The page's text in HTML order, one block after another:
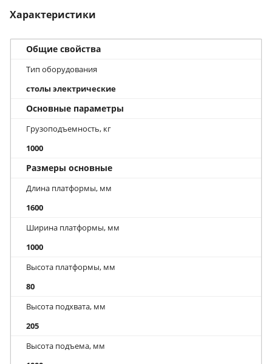
Характеристики
Общие свойства
Тип оборудования
столы электрические
Основные параметры
Грузоподъемность, кг
1000
Размеры основные
Длина платформы, мм
1600
Ширина платформы, мм
1000
Высота платформы, мм
80
Высота подхвата, мм
205
Высота подъема, мм